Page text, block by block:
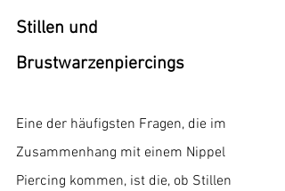
Stillen und
Brustwarzenpiercings
Eine der häufigsten Fragen, die im
Zusammenhang mit einem Nippel
Piercing kommen, ist die, ob Stillen